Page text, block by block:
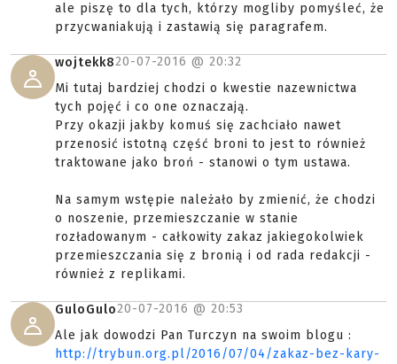
ale piszę to dla tych, którzy mogliby pomyśleć, że
przycwaniakują i zastawią się paragrafem.
wojtekk820-07-2016 @ 20:32
Mi tutaj bardziej chodzi o kwestie nazewnictwa
tych pojęć i co one oznaczają.
Przy okazji jakby komuś się zachciało nawet
przenosić istotną część broni to jest to również
traktowane jako broń - stanowi o tym ustawa.
Na samym wstępie należało by zmienić, że chodzi
o noszenie, przemieszczanie w stanie
rozładowanym - całkowity zakaz jakiegokolwiek
przemieszczania się z bronią i od rada redakcji -
również z replikami.
GuloGulo20-07-2016 @ 20:53
Ale jak dowodzi Pan Turczyn na swoim blogu :
http://trybun.org.pl/2016/07/04/zakaz-bez-kary-